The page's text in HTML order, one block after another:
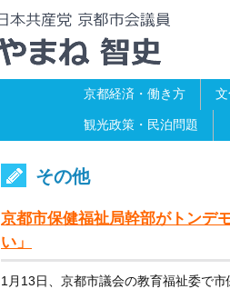
京都経済・働き方
観光政策・民泊問題
その他
京都市保健福祉局幹部がトンデ
い」
1月13日、京都市議会の教育福祉委で